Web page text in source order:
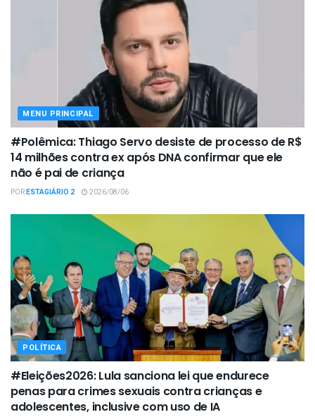
MENU PRINCIPAL
#Polêmica: Thiago Servo desiste de processo de R$
14 milhões contra ex após DNA confirmar que ele
não é pai de criança
PORESTAGIÁRIO 2 2026/08/06
POLÍTICA
#Eleições2026: Lula sanciona lei que endurece
penas para crimes sexuais contra crianças e
adolescentes, inclusive com uso de IA